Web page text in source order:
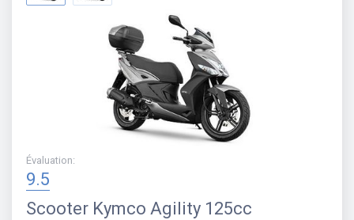
Évaluation:
9.5
Scooter Kymco Agility 125cc